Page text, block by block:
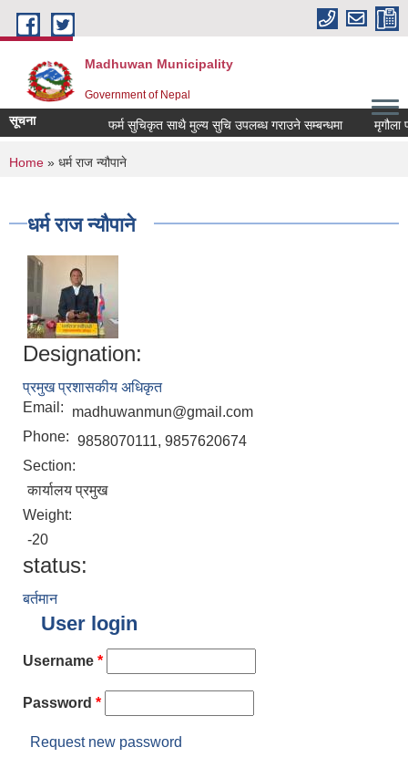
Skip to main content
Madhuwan Municipality
Government of Nepal
सूचना फर्म सुचिकृत साथै मुल्य सुचि उपलब्ध गराउने सम्बन्धमा मृगौला
You are here
Home » धर्म राज न्यौपाने
धर्म राज न्यौपाने
Designation:
प्रमुख प्रशासकीय अधिकृत
Email:
madhuwanmun@gmail.com
Phone: 9858070111, 9857620674
Section:
कार्यालय प्रमुख
Weight:
-20
status:
बर्तमान
User login
Username *
Password *
Request new password